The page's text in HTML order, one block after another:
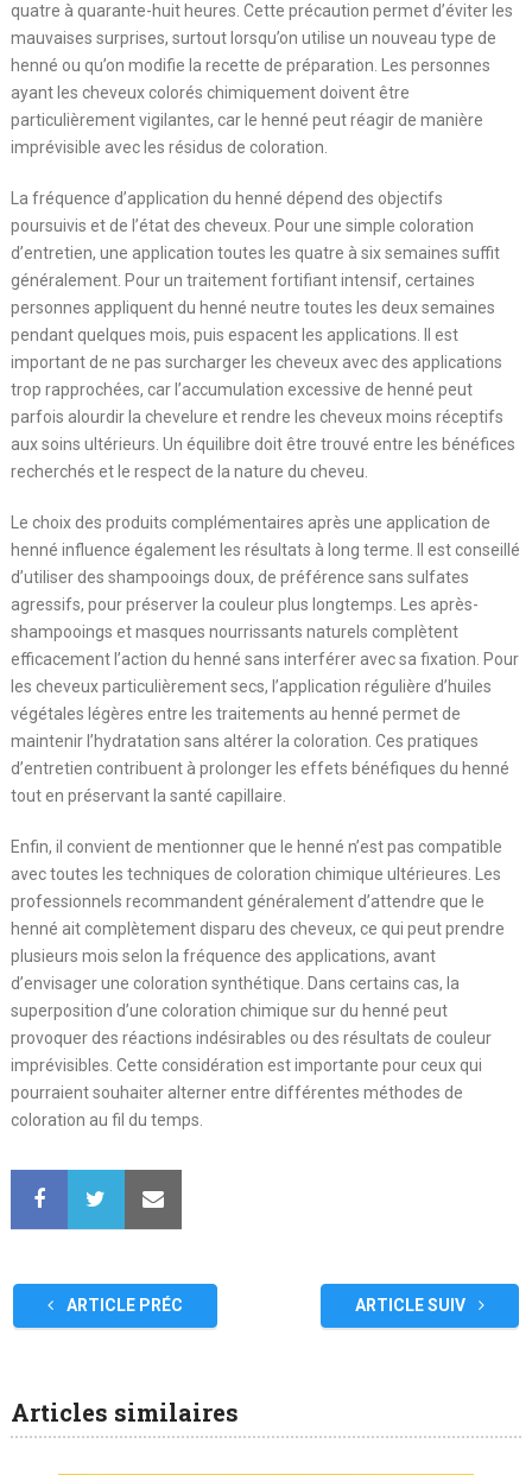
quatre à quarante-huit heures. Cette précaution permet d’éviter les
mauvaises surprises, surtout lorsqu’on utilise un nouveau type de
henné ou qu’on modifie la recette de préparation. Les personnes
ayant les cheveux colorés chimiquement doivent être
particulièrement vigilantes, car le henné peut réagir de manière
imprévisible avec les résidus de coloration.
La fréquence d’application du henné dépend des objectifs
poursuivis et de l’état des cheveux. Pour une simple coloration
d’entretien, une application toutes les quatre à six semaines suffit
généralement. Pour un traitement fortifiant intensif, certaines
personnes appliquent du henné neutre toutes les deux semaines
pendant quelques mois, puis espacent les applications. Il est
important de ne pas surcharger les cheveux avec des applications
trop rapprochées, car l’accumulation excessive de henné peut
parfois alourdir la chevelure et rendre les cheveux moins réceptifs
aux soins ultérieurs. Un équilibre doit être trouvé entre les bénéfices
recherchés et le respect de la nature du cheveu.
Le choix des produits complémentaires après une application de
henné influence également les résultats à long terme. Il est conseillé
d’utiliser des shampooings doux, de préférence sans sulfates
agressifs, pour préserver la couleur plus longtemps. Les après-
shampooings et masques nourrissants naturels complètent
efficacement l’action du henné sans interférer avec sa fixation. Pour
les cheveux particulièrement secs, l’application régulière d’huiles
végétales légères entre les traitements au henné permet de
maintenir l’hydratation sans altérer la coloration. Ces pratiques
d’entretien contribuent à prolonger les effets bénéfiques du henné
tout en préservant la santé capillaire.
Enfin, il convient de mentionner que le henné n’est pas compatible
avec toutes les techniques de coloration chimique ultérieures. Les
professionnels recommandent généralement d’attendre que le
henné ait complètement disparu des cheveux, ce qui peut prendre
plusieurs mois selon la fréquence des applications, avant
d’envisager une coloration synthétique. Dans certains cas, la
superposition d’une coloration chimique sur du henné peut
provoquer des réactions indésirables ou des résultats de couleur
imprévisibles. Cette considération est importante pour ceux qui
pourraient souhaiter alterner entre différentes méthodes de
coloration au fil du temps.
ARTICLE PRÉC ARTICLE SUIV
Articles similaires